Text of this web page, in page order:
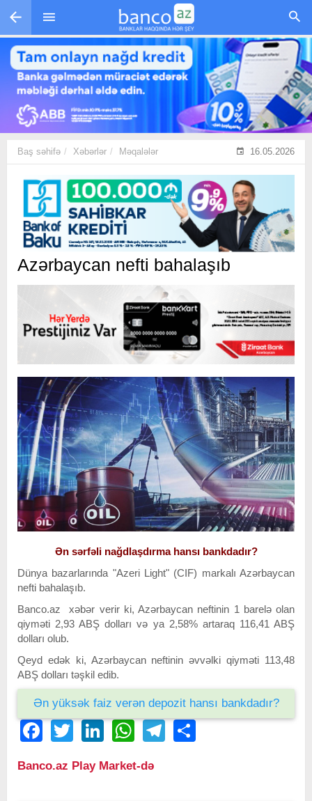
Skip to main content
Baş səhifə Xəbərlər Məqalələr 16.05.2026
Azərbaycan nefti bahalaşıb
Ən sərfəli nağdlaşdırma hansı bankdadır?
Dünya bazarlarında "Azeri Light" (CIF) markalı Azərbaycan
nefti bahalaşıb.
Banco.az xəbər verir ki, Azərbaycan neftinin 1 barelə olan
qiyməti 2,93 ABŞ dolları və ya 2,58% artaraq 116,41 ABŞ
dolları olub.
Qeyd edək ki, Azərbaycan neftinin əvvəlki qiyməti 113,48
ABŞ dolları təşkil edib.
Ən yüksək faiz verən depozit hansı bankdadır?
FacebookTwitter LinkedIn WhatsAppTelegram
Banco.az Play Market-də